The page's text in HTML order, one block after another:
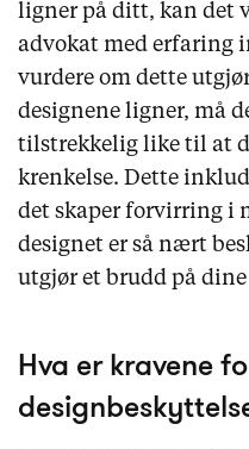
ligner på ditt, kan det
advokat med erfaring
vurdere om dette
designene ligner, må
tilstrekkelig like til at
krenkelse. Dette
det skaper forvirring i
designet er så nært
utgjør et brudd på
Hva er kravene